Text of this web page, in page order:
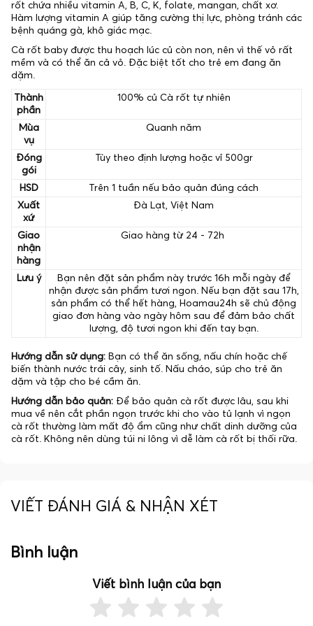
rốt chứa nhiều vitamin A, B, C, K, folate, mangan, chất xơ.
Hàm lượng vitamin A giúp tăng cường thị lực, phòng tránh các
bệnh quáng gà, khô giác mạc.
Cà rốt baby được thu hoạch lúc củ còn non, nên vì thế vỏ rất
mềm và có thể ăn cả vỏ. Đặc biệt tốt cho trẻ em đang ăn
dặm.
Thành
phần
100% củ Cà rốt tự nhiên
Mùa
vụ
Quanh năm
Đóng
gói
Tùy theo định lượng hoặc vỉ 500gr
HSD
Trên 1 tuần nếu bảo quản đúng cách
Xuất
xứ
Đà Lạt, Việt Nam
Giao
nhận
hàng
Giao hàng từ 24 - 72h
Lưu ý
Bạn nên đặt sản phẩm này trước 16h mỗi ngày để
nhận được sản phẩm tươi ngon. Nếu bạn đặt sau 17h,
sản phẩm có thể hết hàng, Hoamau24h sẽ chủ động
giao đơn hàng vào ngày hôm sau để đảm bảo chất
lượng, độ tươi ngon khi đến tay bạn.
Hướng dẫn sử dụng: Bạn có thể ăn sống, nấu chín hoặc chế
biến thành nước trái cây, sinh tố. Nấu cháo, súp cho trẻ ăn
dặm và tập cho bé cầm ăn.
Hướng dẫn bảo quản: Để bảo quản cà rốt được lâu, sau khi
mua về nên cắt phần ngọn trước khi cho vào tủ lạnh vì ngọn
cà rốt thường làm mất độ ẩm cũng như chất dinh dưỡng của
cà rốt. Không nên dùng túi ni lông vì dễ làm cà rốt bị thối rữa.
VIẾT ĐÁNH GIÁ & NHẬN XÉT
Bình luận
Viết bình luận của bạn